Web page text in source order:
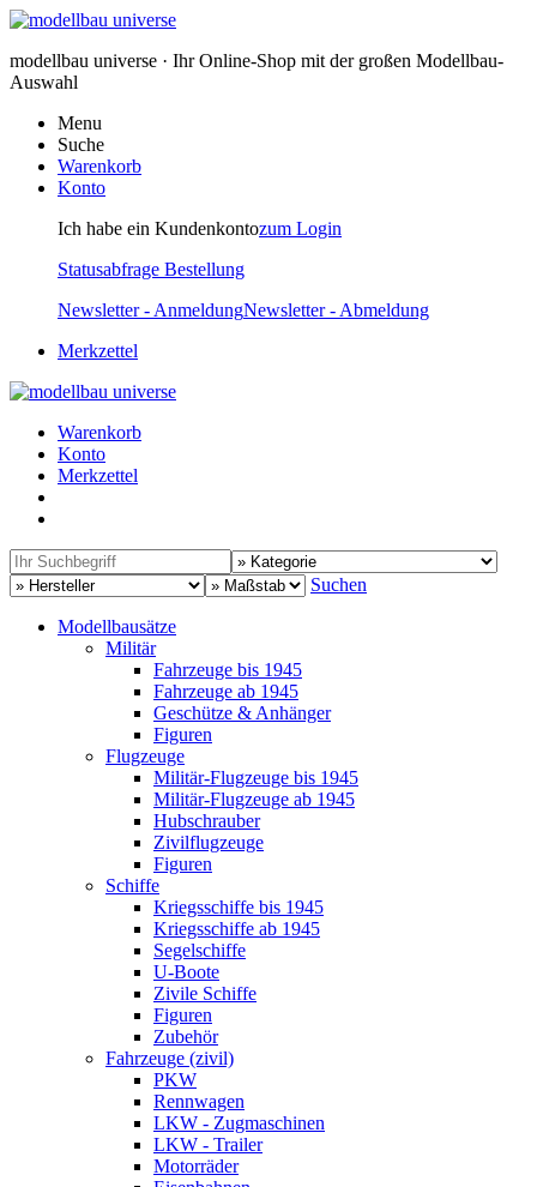
modellbau universe · Ihr Online-Shop mit der großen Modellbau-
Auswahl
Menu
Suche
Warenkorb
Konto
Ich habe ein Kundenkontozum Login
Statusabfrage Bestellung
Newsletter - AnmeldungNewsletter - Abmeldung
Merkzettel
Warenkorb
Konto
Merkzettel
Suchen
Modellbausätze
Militär
Fahrzeuge bis 1945
Fahrzeuge ab 1945
Geschütze & Anhänger
Figuren
Flugzeuge
Militär-Flugzeuge bis 1945
Militär-Flugzeuge ab 1945
Hubschrauber
Zivilflugzeuge
Figuren
Schiffe
Kriegsschiffe bis 1945
Kriegsschiffe ab 1945
Segelschiffe
U-Boote
Zivile Schiffe
Figuren
Zubehör
Fahrzeuge (zivil)
PKW
Rennwagen
LKW - Zugmaschinen
LKW - Trailer
Motorräder